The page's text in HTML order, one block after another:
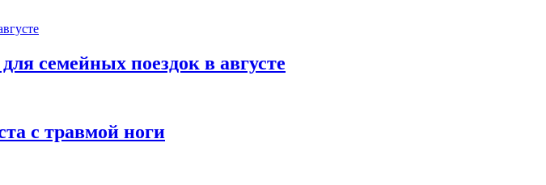
семейных поездок в августе
с травмой ноги